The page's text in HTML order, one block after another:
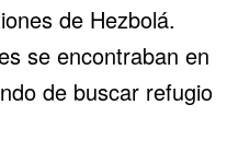
de Hezbolá.
se encontraban en
de buscar refugio